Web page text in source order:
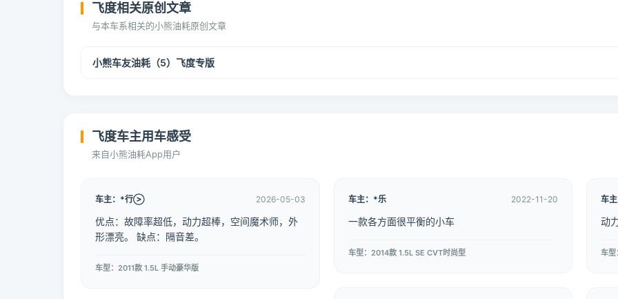
飞度相关原创文章
与本车系相关的小熊油耗原创文章
小熊车友油耗（5）飞度专版
飞度车主用车感受
来自小熊油耗App用户
车主：*行 2026-05-03
优点：故障率超低，动力超棒，空间魔术师，外
形漂亮。 缺点：隔音差。
车型：2011款 1.5L 手动豪华版
车主：*乐 2022-11-20
一款各方面很平衡的小车
车型：2014款 1.5L SE CVT时尚型
车
动
车型